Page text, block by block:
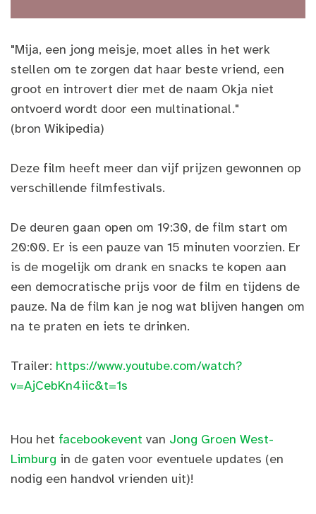
"Mija, een jong meisje, moet alles in het werk
stellen om te zorgen dat haar beste vriend, een
groot en introvert dier met de naam Okja niet
ontvoerd wordt door een multinational."
(bron Wikipedia)
Deze film heeft meer dan vijf prijzen gewonnen op
verschillende filmfestivals.
De deuren gaan open om 19:30, de film start om
20:00. Er is een pauze van 15 minuten voorzien. Er
is de mogelijk om drank en snacks te kopen aan
een democratische prijs voor de film en tijdens de
pauze. Na de film kan je nog wat blijven hangen om
na te praten en iets te drinken.
Trailer: https://www.youtube.com/watch?
v=AjCebKn4iic&t=1s
Hou het facebookevent van Jong Groen West-
Limburg in de gaten voor eventuele updates (en
nodig een handvol vrienden uit)!